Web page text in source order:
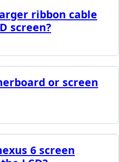
ribbon cable
screen?
or screen
6 screen